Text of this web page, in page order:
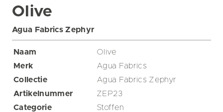
Olive
Agua Fabrics Zephyr
Naam
Olive
Merk
Agua Fabrics
Collectie
Agua Fabrics Zephyr
Artikelnummer
ZEP23
Categorie
Stoffen